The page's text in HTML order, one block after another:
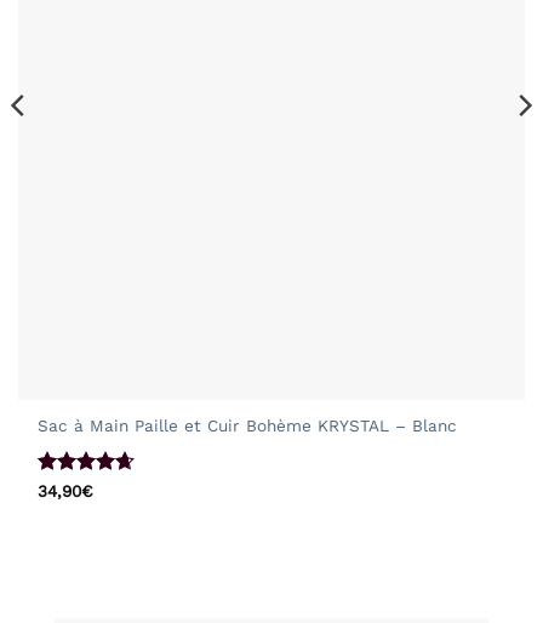
Sac à Main Paille et Cuir Bohème KRYSTAL – Blanc
Note4.62
34,90€